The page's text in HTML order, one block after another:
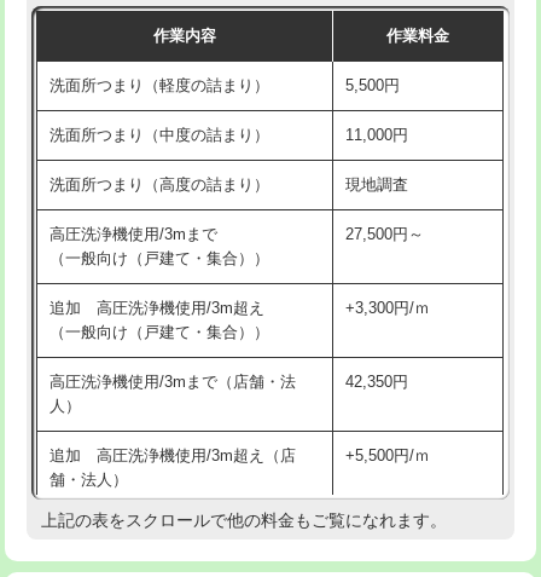
モルタル補修（厚さ10㎝まで） 27,500円
モルタル補修（厚さ10㎝超え） 38,500円
洗面台設置 38,500円
バスタブ設置 現場見積
追加人工 16,500円
廃棄・処分
※給水管工事は20mmまでの価格です。
交換・取付（その他部品） 11,000円+材料費
持込商品取付（単水栓） 13,200円
持込商品取付（混合水栓） 16,500円
持込商品取付（浄水器・分岐水栓） 16,500円
給水管工事※（ホール加工) 16,500円
給水管工事※（バンド止め)
給水管工事※（支持金具設置) 5,500円
給水管工事※（保温材使用（バンド止
め込み）)
5,500円
給水管工事※（土の掘削・埋め戻し作
業)
11,000円
給水管工事※（塩ビ管（VP・HI）使
用/3ｍまで)
作業内容 作業料金
洗面所つまり（軽度の詰まり） 5,500円
洗面所つまり（中度の詰まり） 11,000円
洗面所つまり（高度の詰まり） 現地調査
高圧洗浄機使用/3mまで
（一般向け（戸建て・集合））
27,500円～
追加 高圧洗浄機使用/3m超え
（一般向け（戸建て・集合））
+3,300円/ｍ
高圧洗浄機使用/3mまで（店舗・法
人）
42,350円
追加 高圧洗浄機使用/3m超え（店
舗・法人）
+5,500円/ｍ
高度高圧洗浄換 現地調査
上記の表をスクロールで他の料金もご覧になれます。